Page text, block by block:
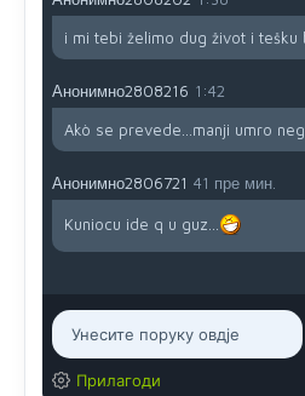
i mi tebi želimo dug život i tešku
Анонимно2808216 1:42
Akò se prevede...manji umro
Анонимно2806721 41 пре мин.
Kuniocu ide q u guz...
Прилагоди